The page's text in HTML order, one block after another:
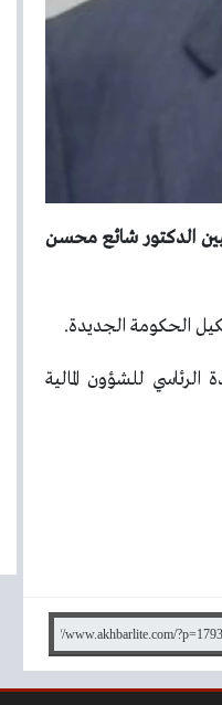
الدكتور شائع محسن
الحكومة الجديدة.
للشؤون المالية